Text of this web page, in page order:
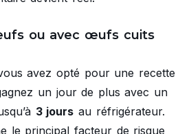
ou avec œufs cuits
avez opté pour une recette
un jour de plus avec un
3 jours au réfrigérateur.
le principal facteur de risque